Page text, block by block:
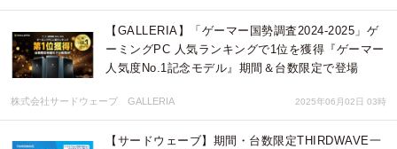
【GALLERIA】「ゲーマー国勢調査2024-2025」ゲ
ーミングPC 人気ランキングで1位を獲得『ゲーマー
人気度No.1記念モデル』期間＆台数限定で登場
株式会社サードウェーブ GALLERIA 2025年06月02日 03時
【サードウェーブ】期間・台数限定THIRDWAVE一